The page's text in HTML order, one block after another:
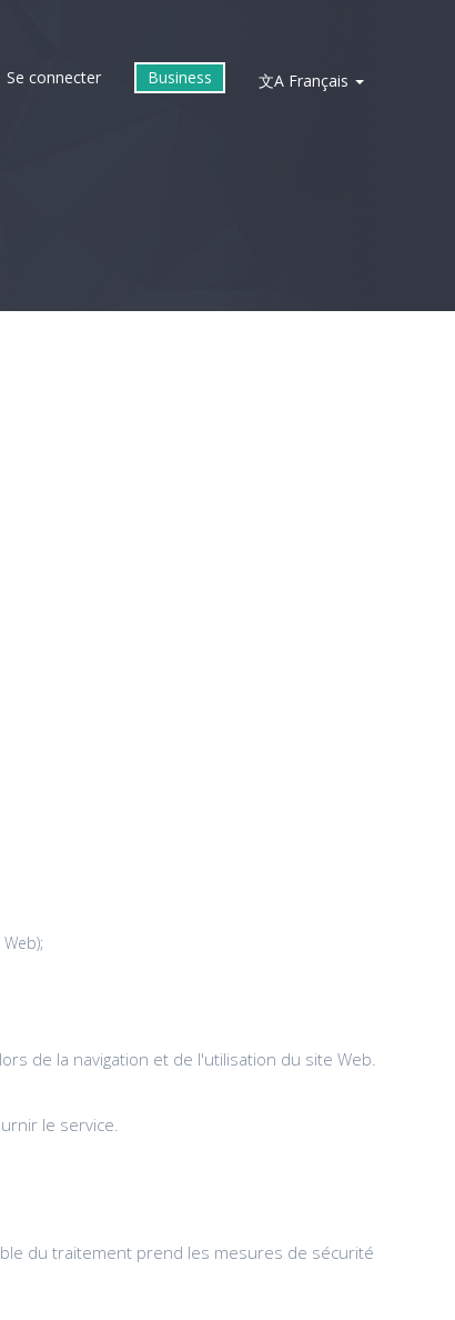
Se connecter Business 文AFrançais
de la navigation et de l'utilisation du site Web.
le service.
du traitement prend les mesures de sécurité